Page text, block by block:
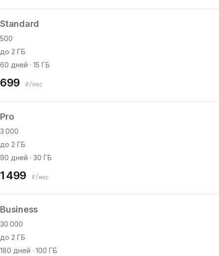
Standard
500
до 2 ГБ
60 дней · 15 ГБ
699 ₽/мес
Pro
3 000
до 2 ГБ
90 дней · 30 ГБ
1 499 ₽/мес
Business
30 000
до 2 ГБ
180 дней · 100 ГБ